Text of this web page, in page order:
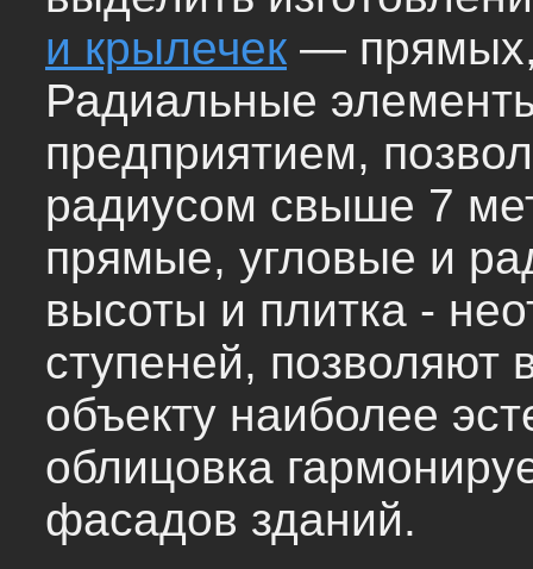
и крылечек — прямых,
Радиальные
предприятием,
радиусом свыше 7
прямые, угловые и
высоты и плитка -
ступеней, позволяют
объекту наиболее
облицовка
фасадов зданий.